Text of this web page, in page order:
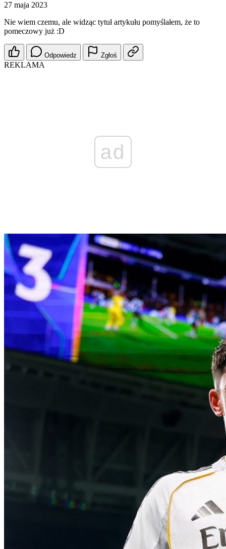
27 maja 2023
Nie wiem czemu, ale widząc tytuł artykułu pomyślałem, że to
pomeczowy już :D
Odpowiedz Zgłoś
REKLAMA
ad